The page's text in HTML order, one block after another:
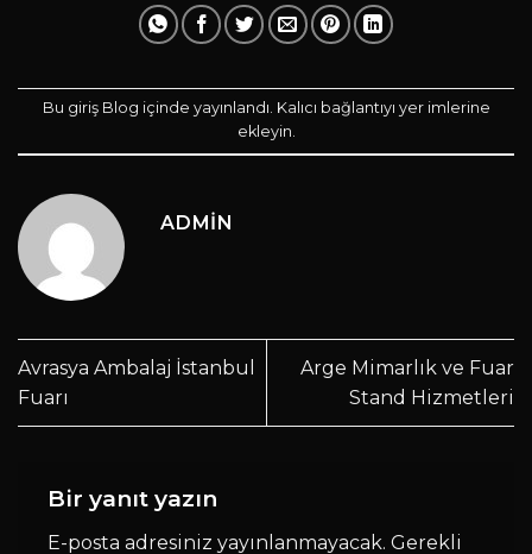
Bu giriş Blog içinde yayınlandı. Kalıcı bağlantıyı yer imlerine
ekleyin.
ADMIN
Avrasya Ambalaj İstanbul
Fuarı
Arge Mimarlık ve Fuar
Stand Hizmetleri
Bir yanıt yazın
E-posta adresiniz yayınlanmayacak. Gerekli